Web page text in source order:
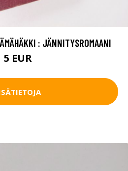
: JÄNNITYSROMAANI
5 EUR